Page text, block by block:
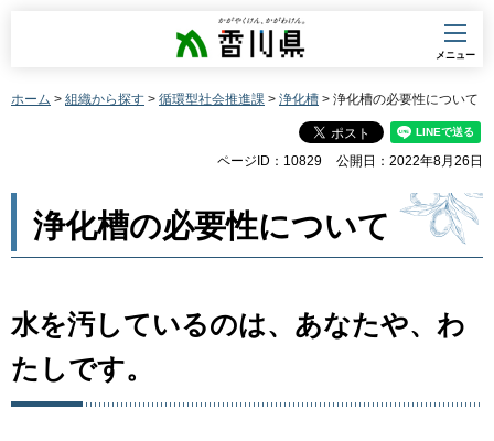
香川県
メニュー
ホーム > 組織から探す > 循環型社会推進課 > 浄化槽 > 浄化槽の必要性について
ページID：10829 公開日：2022年8月26日
浄化槽の必要性について
水を汚しているのは、あなたや、わ
たしです。